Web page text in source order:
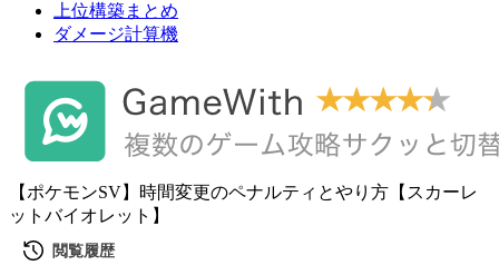
上位構築まとめ
ダメージ計算機
【ポケモンSV】時間変更のペナルティとやり方【スカーレ
ットバイオレット】